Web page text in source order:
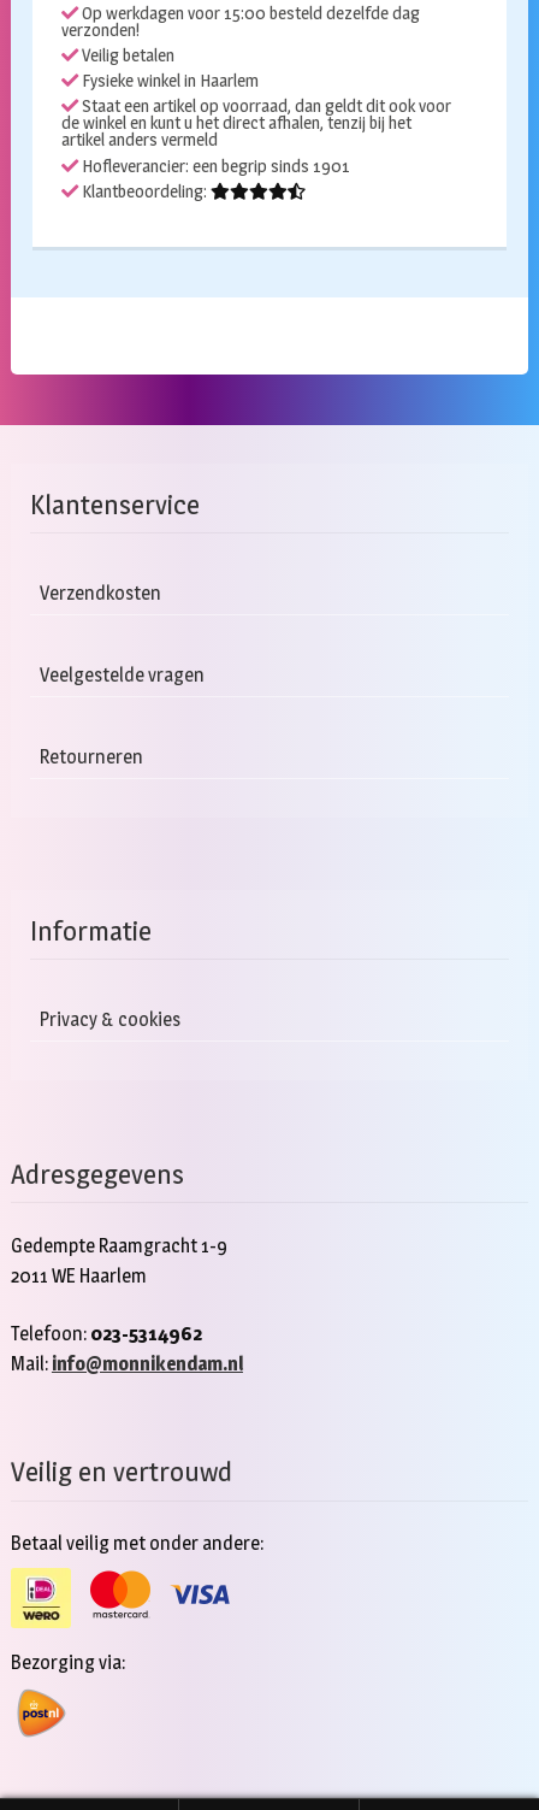
aantal
Op werkdagen voor 15:00 besteld dezelfde dag
verzonden!
Veilig betalen
Fysieke winkel in Haarlem
Staat een artikel op voorraad, dan geldt dit ook voor
de winkel en kunt u het direct afhalen, tenzij bij het
artikel anders vermeld
Hofleverancier: een begrip sinds 1901
Klantbeoordeling:
Klantenservice
Verzendkosten
Veelgestelde vragen
Retourneren
Informatie
Privacy & cookies
Adresgegevens
Gedempte Raamgracht 1-9
2011 WE Haarlem
Telefoon: 023-5314962
Mail: info@monnikendam.nl
Veilig en vertrouwd
Betaal veilig met onder andere:
Bezorging via: